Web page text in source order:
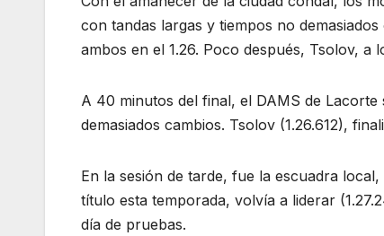
con tandas largas y tiempos no
ambos en el 1.26. Poco después, Tsolov, a
A 40 minutos del final, el DAMS de
demasiados cambios. Tsolov (1.26.612),
En la sesión de tarde, fue la escuadra local,
título esta temporada, volvía a liderar
día de pruebas.